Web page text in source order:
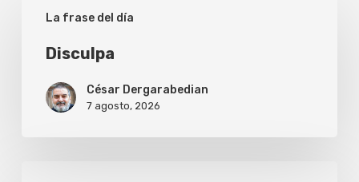
La frase del día
Disculpa
César Dergarabedian
7 agosto, 2026